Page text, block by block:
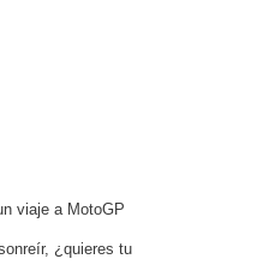
viaje a MotoGP
¿quieres tu